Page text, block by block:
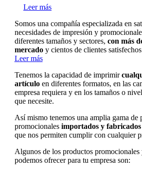
Leer más
Somos una compañía especializada en
necesidades de impresión y
diferentes tamaños y sectores, con más
mercadoy cientos de clientes
Leer más
Tenemos la capacidad de imprimir
artículoen diferentes formatos, en las
empresa requiera y en los tamaños o
que necesite.
Así mismo tenemos una amplia gama de
promocionales importados y
que nos permiten cumplir con cualquier
Algunos de los productos promocionales
podemos ofrecer para tu empresa son: